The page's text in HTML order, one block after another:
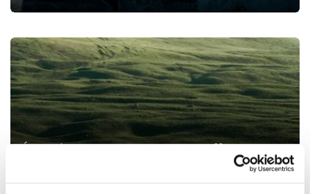
Droit aérien commercial
Droit réglementaire
Couverture d’assurance
Droit maritime
Risques politiques et crédit
Bator
Jersey
York
Énergie et ressources naturelles
Énergie et ressources naturelles